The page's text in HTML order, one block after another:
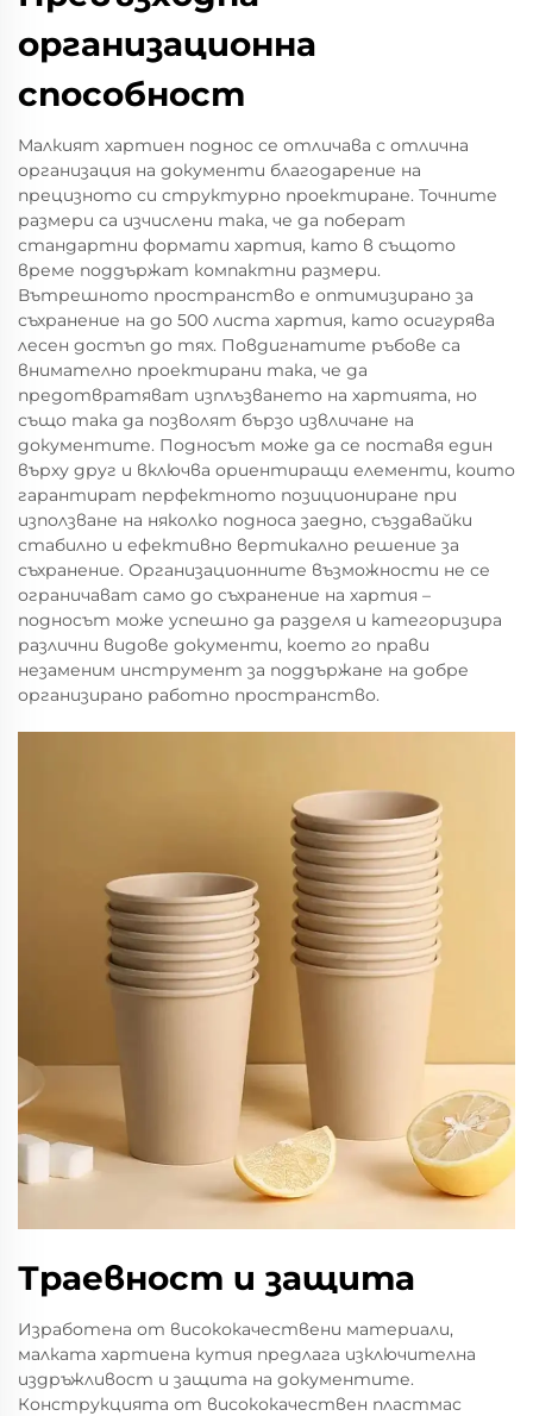
организационна
способност
Малкият хартиен поднос се отличава с отлична
организация на документи благодарение на
прецизното си структурно проектиране. Точните
размери са изчислени така, че да поберат
стандартни формати хартия, като в същото
време поддържат компактни размери.
Вътрешното пространство е оптимизирано за
съхранение на до 500 листа хартия, като осигурява
лесен достъп до тях. Повдигнатите ръбове са
внимателно проектирани така, че да
предотвратяват изплъзването на хартията, но
също така да позволят бързо извличане на
документите. Подносът може да се поставя един
върху друг и включва ориентиращи елементи, които
гарантират перфектното позициониране при
използване на няколко подноса заедно, създавайки
стабилно и ефективно вертикално решение за
съхранение. Организационните възможности не се
ограничават само до съхранение на хартия –
подносът може успешно да разделя и категоризира
различни видове документи, което го прави
незаменим инструмент за поддържане на добре
организирано работно пространство.
Траевност и защита
Изработена от висококачествени материали,
малката хартиена кутия предлага изключителна
издръжливост и защита на документите.
Конструкцията от висококачествен пластмас